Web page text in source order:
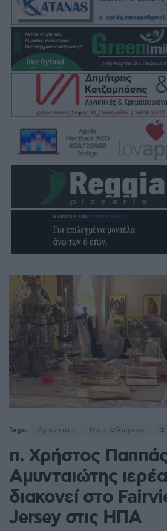
Tags: Αμύνταιο Νέα Φλώρινα
π. Χρήστος
Αμυνταιώτης
διακονεί στο
Jersey στις ΗΠΑ